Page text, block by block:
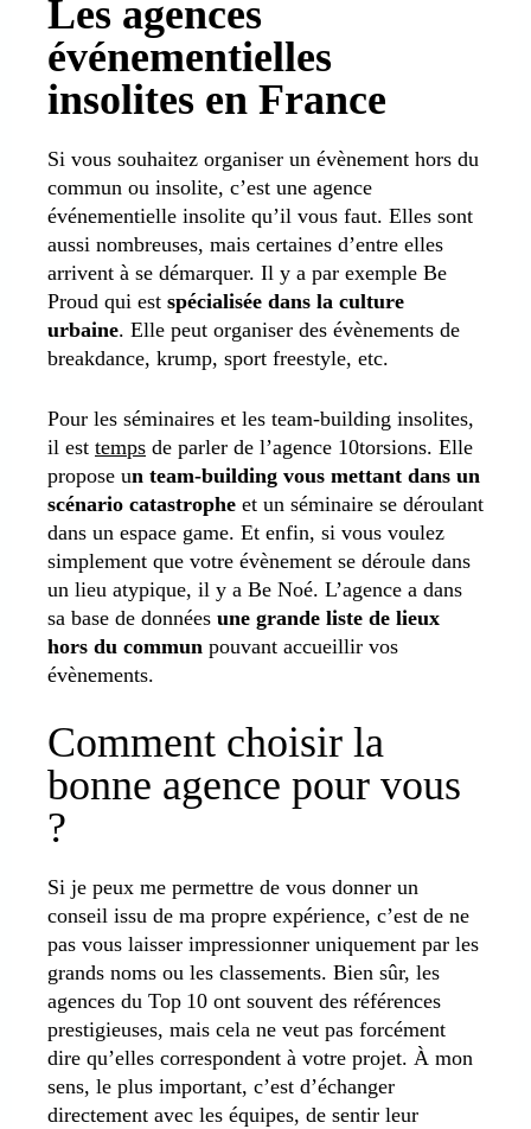
Les agences
événementielles
insolites en France
Si vous souhaitez organiser un évènement hors du
commun ou insolite, c’est une agence
événementielle insolite qu’il vous faut. Elles sont
aussi nombreuses, mais certaines d’entre elles
arrivent à se démarquer. Il y a par exemple Be
Proud qui est spécialisée dans la culture
urbaine. Elle peut organiser des évènements de
breakdance, krump, sport freestyle, etc.
Pour les séminaires et les team-building insolites,
il est temps de parler de l’agence 10torsions. Elle
propose un team-building vous mettant dans un
scénario catastrophe et un séminaire se déroulant
dans un espace game. Et enfin, si vous voulez
simplement que votre évènement se déroule dans
un lieu atypique, il y a Be Noé. L’agence a dans
sa base de données une grande liste de lieux
hors du commun pouvant accueillir vos
évènements.
Comment choisir la
bonne agence pour vous
?
Si je peux me permettre de vous donner un
conseil issu de ma propre expérience, c’est de ne
pas vous laisser impressionner uniquement par les
grands noms ou les classements. Bien sûr, les
agences du Top 10 ont souvent des références
prestigieuses, mais cela ne veut pas forcément
dire qu’elles correspondent à votre projet. À mon
sens, le plus important, c’est d’échanger
directement avec les équipes, de sentir leur